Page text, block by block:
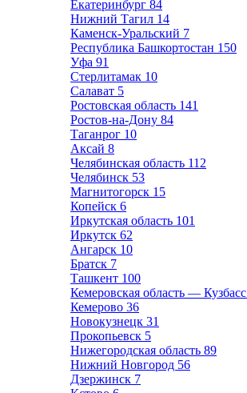
Екатеринбург 84
Нижний Тагил 14
Каменск-Уральский 7
Республика Башкортостан 150
Уфа 91
Стерлитамак 10
Салават 5
Ростовская область 141
Ростов-на-Дону 84
Таганрог 10
Аксай 8
Челябинская область 112
Челябинск 53
Магнитогорск 15
Копейск 6
Иркутская область 101
Иркутск 62
Ангарск 10
Братск 7
Ташкент 100
Кемеровская область — Кузбасс
Кемерово 36
Новокузнецк 31
Прокопьевск 5
Нижегородская область 89
Нижний Новгород 56
Дзержинск 7